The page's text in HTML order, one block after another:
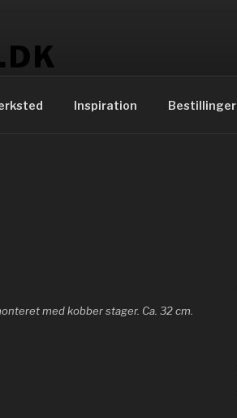
Inspiration Bestillinger
med kobber stager. Ca. 32 cm.